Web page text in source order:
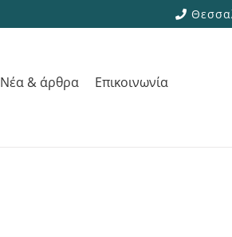
Νέα & άρθρα Επικοινωνία